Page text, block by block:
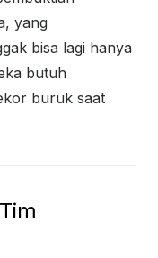
yang
bisa lagi hanya
butuh
buruk saat